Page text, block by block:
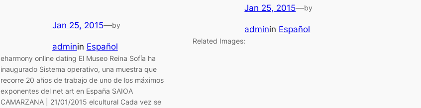
Jan 25, 2015—by
adminin Español
eharmony online dating El Museo Reina Sofía ha
inaugurado Sistema operativo, una muestra que
recorre 20 años de trabajo de uno de los máximos
exponentes del net art en España SAIOA
CAMARZANA | 21/01/2015 elcultural Cada vez se
Jan 25, 2015—by
adminin Español
Related Images: